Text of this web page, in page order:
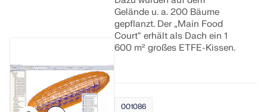
Gelände u. a. 200 Bäume
gepflanzt. Der „Main Food
Court“ erhält als Dach ein 1
600 m² großes ETFE-Kissen.
001086